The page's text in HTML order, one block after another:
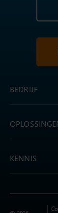
BEDRIJF
KENNIS